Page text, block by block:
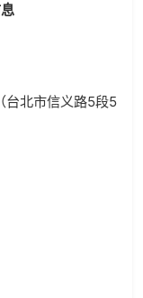
北市信义路5段5